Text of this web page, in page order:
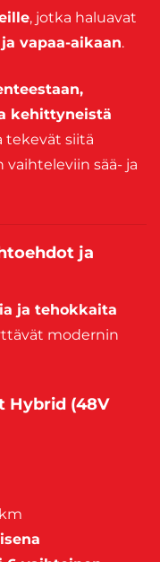
, jotka haluavat
vapaa-aikaan.
kehittyneistä
tekevät siitä
sää- ja
ja
ja tehokkaita
modernin
Hybrid (48V